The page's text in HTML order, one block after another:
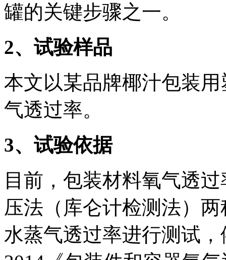
罐的关键步骤之一。
2、试验样品
本文以某品牌椰汁包装
气透过率。
3、试验依据
目前，包装材料氧气透
压法（库仑计检测法）
水蒸气透过率进行测试